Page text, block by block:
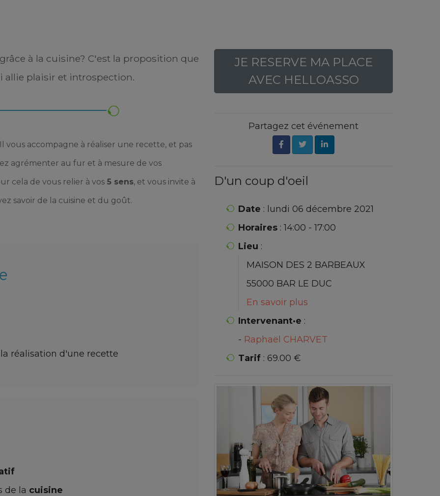
à la cuisine? C'est la proposition que
allie plaisir et introspection.
vous accompagne à réaliser une recette, et pas
agrémenter au fur et à mesure de vos
cela de vous relier à vos 5 sens, et vous invite à
savoir de la cuisine et du goût.
la réalisation d'une recette
de la cuisine
JE RESERVE MA PLACE
AVEC HELLOASSO
Partagez cet événement
D'un coup d'oeil
Date : lundi 06 décembre 2021
Horaires : 14:00 - 17:00
Lieu :
MAISON DES 2 BARBEAUX
55000 BAR LE DUC
En savoir plus
Intervenant·e :
- Raphaël CHARVET
Tarif : 69.00 €